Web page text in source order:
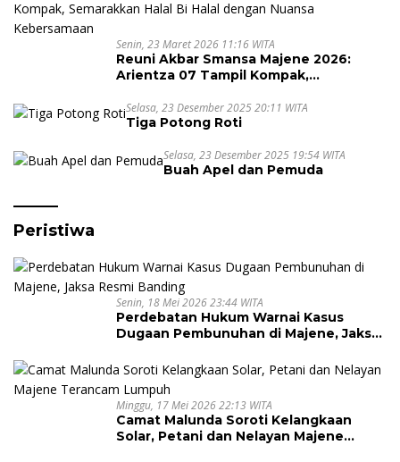
Senin, 23 Maret 2026 11:16 WITA
Reuni Akbar Smansa Majene 2026:
Arientza 07 Tampil Kompak,
Nuansa Kebersamaan
Selasa, 23 Desember 2025 20:11 WITA
Tiga Potong Roti
Selasa, 23 Desember 2025 19:54 WITA
Buah Apel dan Pemuda
Peristiwa
Senin, 18 Mei 2026 23:44 WITA
Perdebatan Hukum Warnai Kasus
Dugaan Pembunuhan di Majene, Jaksa
Minggu, 17 Mei 2026 22:13 WITA
Camat Malunda Soroti Kelangkaan
Solar, Petani dan Nelayan Majene